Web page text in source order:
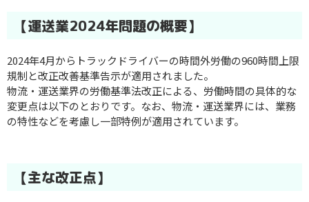
【運送業2024年問題の概要】
2024年4月からトラックドライバーの時間外労働の960時間上限
規制と改正改善基準告示が適用されました。
物流・運送業界の労働基準法改正による、労働時間の具体的な
変更点は以下のとおりです。なお、物流・運送業界には、業務
の特性などを考慮し一部特例が適用されています。
【主な改正点】